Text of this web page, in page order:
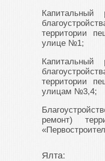
территории
улице №1;
территории
улицам №3,4;
ремонт)
Ялта: